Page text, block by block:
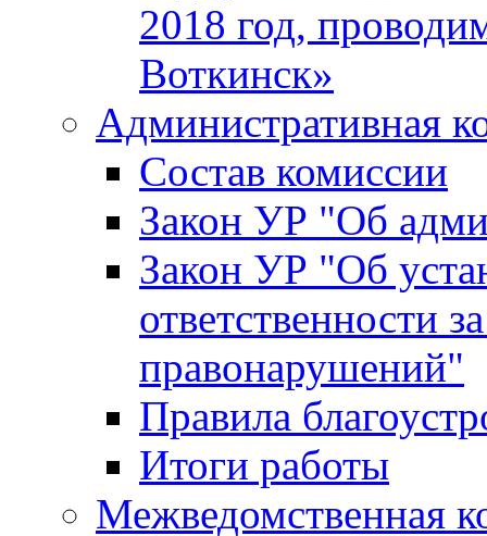
2018 год,
Воткинск»
Административная
Состав комиссии
Закон УР "Об
Закон УР "Об
ответственности
правонарушений"
Правила
Итоги работы
Межведомственная